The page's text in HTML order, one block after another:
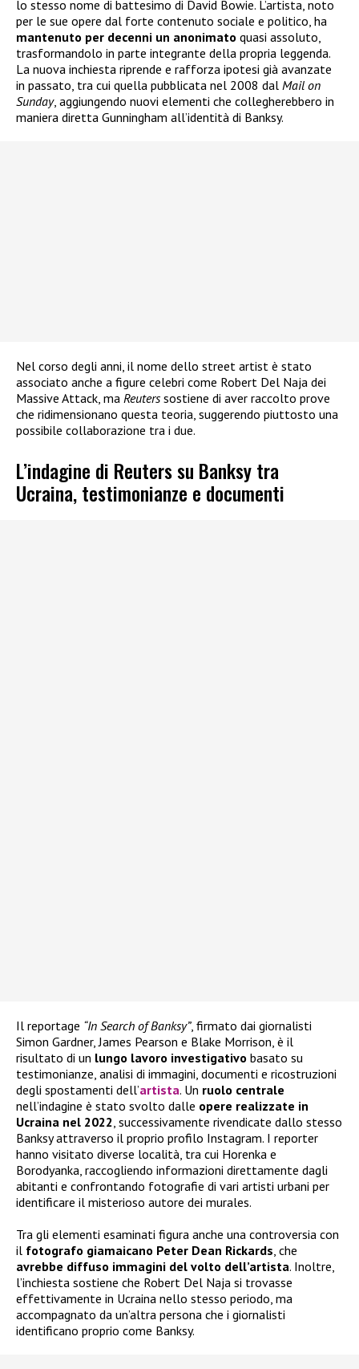
lo stesso nome di battesimo di David Bowie. L’artista, noto
per le sue opere dal forte contenuto sociale e politico, ha
mantenuto per decenni un anonimato quasi assoluto,
trasformandolo in parte integrante della propria leggenda.
La nuova inchiesta riprende e rafforza ipotesi già avanzate
in passato, tra cui quella pubblicata nel 2008 dal Mail on
Sunday, aggiungendo nuovi elementi che collegherebbero in
maniera diretta Gunningham all’identità di Banksy.
Nel corso degli anni, il nome dello street artist è stato
associato anche a figure celebri come Robert Del Naja dei
Massive Attack, ma Reuterssostiene di aver raccolto prove
che ridimensionano questa teoria, suggerendo piuttosto una
possibile collaborazione tra i due.
L’indagine di Reuters su Banksy tra
Ucraina, testimonianze e documenti
Il reportage “In Search of Banksy”, firmato dai giornalisti
Simon Gardner, James Pearson e Blake Morrison, è il
risultato di un lungo lavoro investigativo basato su
testimonianze, analisi di immagini, documenti e ricostruzioni
degli spostamenti dell’artista. Un ruolo centrale
nell’indagine è stato svolto dalle opere realizzate in
Ucraina nel 2022, successivamente rivendicate dallo stesso
Banksy attraverso il proprio profilo Instagram. I reporter
hanno visitato diverse località, tra cui Horenka e
Borodyanka, raccogliendo informazioni direttamente dagli
abitanti e confrontando fotografie di vari artisti urbani per
identificare il misterioso autore dei murales.
Tra gli elementi esaminati figura anche una controversia con
il fotografo giamaicano Peter Dean Rickards, che
avrebbe diffuso immagini del volto dell’artista. Inoltre,
l’inchiesta sostiene che Robert Del Naja si trovasse
effettivamente in Ucraina nello stesso periodo, ma
accompagnato da un’altra persona che i giornalisti
identificano proprio come Banksy.